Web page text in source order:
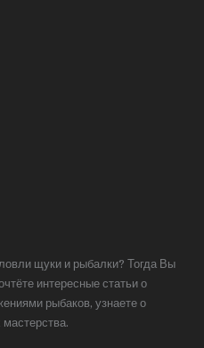
щуки и рыбалки? Тогда Вы
интересные статьи о
рыбаков, узнаете о